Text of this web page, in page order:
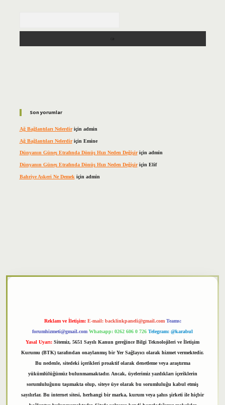
Son yorumlar
Ağ Bağlantıları Nelerdiriçin admin
Ağ Bağlantıları Nelerdiriçin Emine
Dünyanın Güneş Etrafında Dönüş Hızı Neden Değişiriçin admin
Dünyanın Güneş Etrafında Dönüş Hızı Neden Değişiriçin Elif
Bahriye Askeri Ne Demek için admin
Reklam ve İletişim: E-mail: backlinkpaneli@gmail.com Teams:
forumhizmeti@gmail.com Whatsapp: 0262 606 0 726 Telegram: @karabul
Yasal Uyarı: Sitemiz, 5651 Sayılı Kanun gereğince Bilgi Teknolojileri ve İletişim
Kurumu (BTK) tarafından onaylanmış bir Yer Sağlayıcı olarak hizmet vermektedir.
Bu nedenle, sitedeki içerikleri proaktif olarak denetleme veya araştırma
yükümlülüğümüz bulunmamaktadır. Ancak, üyelerimiz yazdıkları içeriklerin
sorumluluğunu taşımakta olup, siteye üye olarak bu sorumluluğu kabul etmiş
sayılırlar. Bu internet sitesi, herhangi bir marka, kurum veya şahıs şirketi ile hiçbir